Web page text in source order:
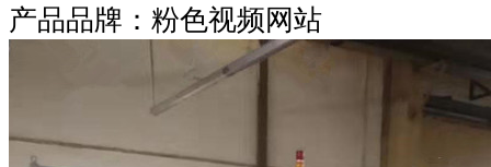
产品品牌：粉色视频网站